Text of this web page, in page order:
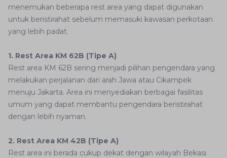
menemukan beberapa rest area yang dapat digunakan
untuk beristirahat sebelum memasuki kawasan perkotaan
yang lebih padat.
1. Rest Area KM 62B (Tipe A)
Rest area KM 62B sering menjadi pilihan pengendara yang
melakukan perjalanan dari arah Jawa atau Cikampek
menuju Jakarta. Area ini menyediakan berbagai fasilitas
umum yang dapat membantu pengendara beristirahat
dengan lebih nyaman.
2. Rest Area KM 42B (Tipe A)
Rest area ini berada cukup dekat dengan wilayah Bekasi